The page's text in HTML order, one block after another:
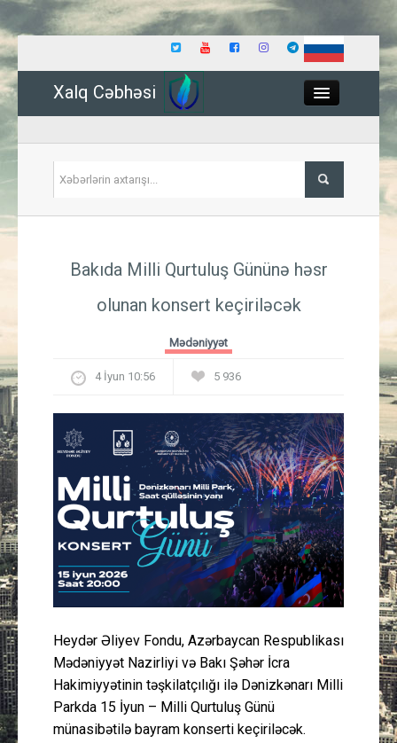
Xalq Cəbhəsi
İqtisadiyyat
Güney Azərbaycan
Mədəniyyət
Müsahibə
İdman
Layihə
Gündəm
Cəmiyyət
Peşə etikası
Bakıda Milli Qurtuluş Gününə həsr
olunan konsert keçiriləcək
Mədəniyyət
4 İyun 10:56 5 936
Heydər Əliyev Fondu, Azərbaycan Respublikası
Mədəniyyət Nazirliyi və Bakı Şəhər İcra
Hakimiyyətinin təşkilatçılığı ilə Dənizkənarı Milli
Parkda 15 İyun – Milli Qurtuluş Günü
münasibətilə bayram konserti keçiriləcək.